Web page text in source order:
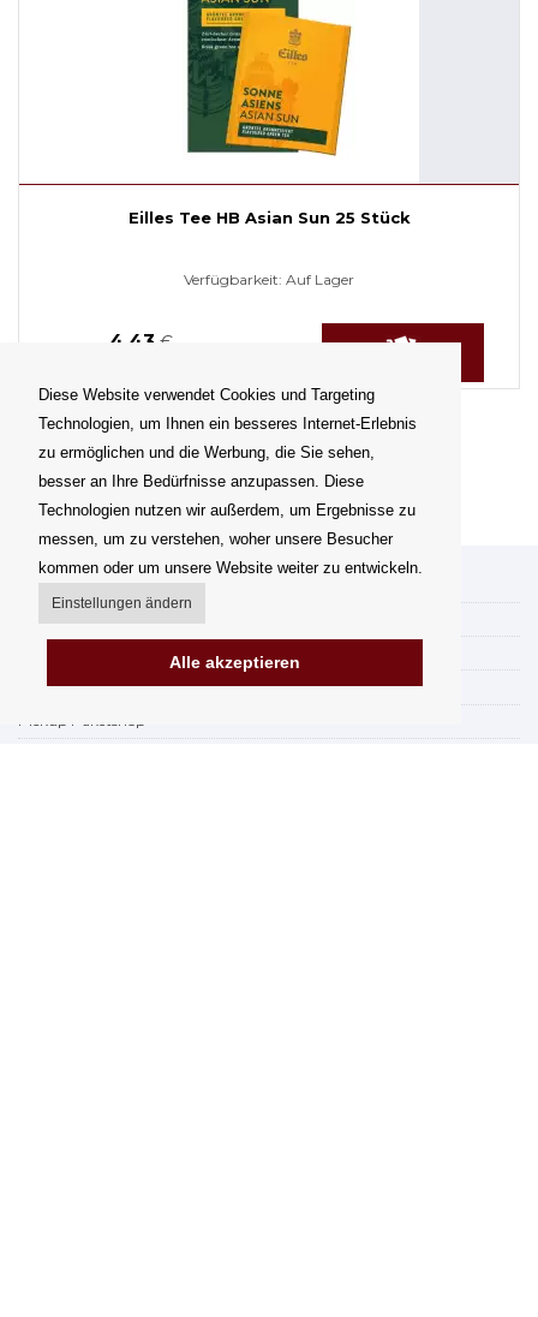
Diese Website verwendet Cookies und Targeting
Technologien, um Ihnen ein besseres Internet-Erlebnis
zu ermöglichen und die Werbung, die Sie sehen,
besser an Ihre Bedürfnisse anzupassen. Diese
Technologien nutzen wir außerdem, um Ergebnisse zu
messen, um zu verstehen, woher unsere Besucher
kommen oder um unsere Website weiter zu entwickeln.
Einstellungen ändern
Alle akzeptieren
Eilles Tee HB Asian Sun 25 Stück
Verfügbarkeit: Auf Lager
4,43 €
Mein Konto
Zahlungsmöglichkeiten
Wie kann mann einkaufen
Pickup Paketshop